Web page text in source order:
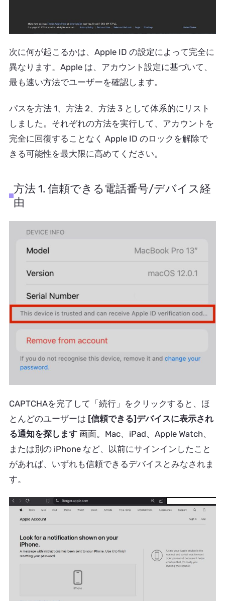
次に何が起こるかは、Apple ID の設定によって完全に
異なります。Apple は、アカウント設定に基づいて、
最も速い方法でユーザーを確認します。
パスを方法 1、方法 2、方法 3 として体系的にリスト
しました。それぞれの方法を実行して、アカウントを
完全に回復することなく Apple ID のロックを解除で
きる可能性を最大限に高めてください。
方法 1. 信頼できる電話番号/デバイス経
由
CAPTCHAを完了して「続行」をクリックすると、ほ
とんどのユーザーは [信頼できる]デバイスに表示され
る通知を探します画面。Mac、iPad、Apple Watch、
または別の iPhone など、以前にサインインしたこと
があれば、いずれも信頼できるデバイスとみなされま
す。